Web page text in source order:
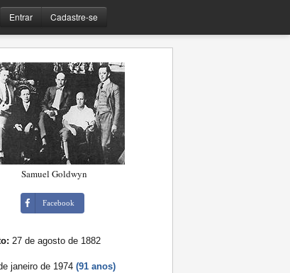
Entrar Cadastre-se
Samuel Goldwyn
Facebook
27 de agosto de 1882
janeiro de 1974 (91 anos)